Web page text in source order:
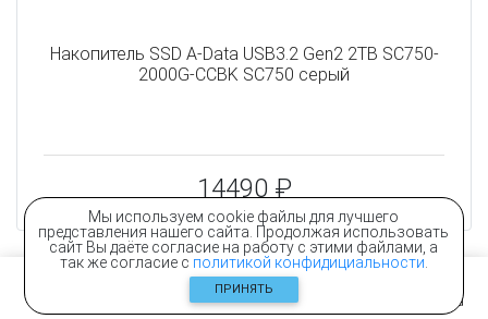
Мы используем cookie файлы для лучшего
представления нашего сайта. Продолжая использовать
сайт Вы даёте согласие на работу с этими файлами, а
так же согласие с политикой конфидициальности
ПРИНЯТЬ
Накопитель SSD A-Data USB3.2 Gen2 2TB SC750-
2000G-CCBK SC750 серый
14490 ₽
Контакты Корзина